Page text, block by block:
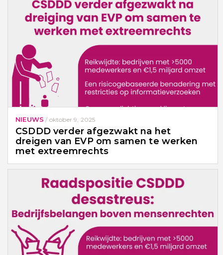
NIEUWS / oktober 9, 2025
CSDDD verder afgezwakt na het
dreigen van EVP om samen te werken
met extreemrechts